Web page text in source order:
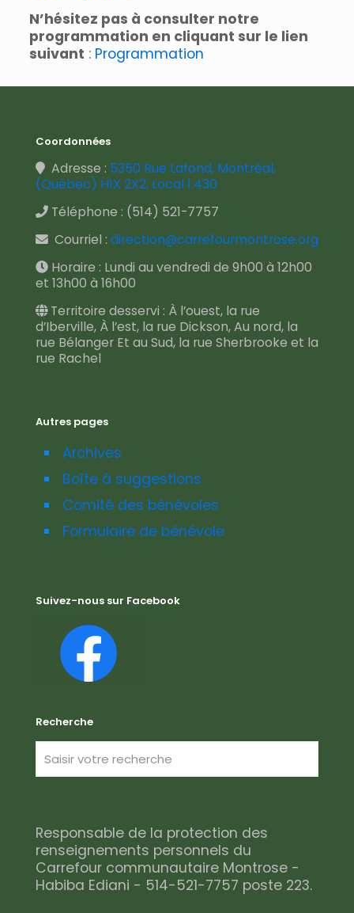
N’hésitez pas à consulter notre
programmation en cliquant sur le lien
suivant : Programmation
Coordonnées
Adresse : 5350 Rue Lafond, Montréal,
(Québec) H1X 2X2, Local 1.430
Téléphone : (514) 521-7757
Courriel : direction@carrefourmontrose.org
Horaire : Lundi au vendredi de 9h00 à 12h00
et 13h00 à 16h00
Territoire desservi : À l’ouest, la rue
d’Iberville, À l’est, la rue Dickson, Au nord, la
rue Bélanger Et au Sud, la rue Sherbrooke et la
rue Rachel
Autres pages
Archives
Boîte à suggestions
Comité des bénévoles
Formulaire de bénévole
Suivez-nous sur Facebook
Recherche
Responsable de la protection des
renseignements personnels du
Carrefour communautaire Montrose -
Habiba Ediani - 514-521-7757 poste 223.